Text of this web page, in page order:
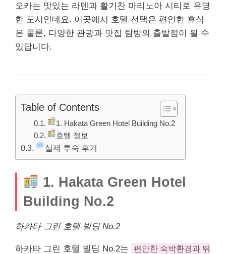
오카는 맛있는 라멘과 활기찬 마리노아 시티로 유명
한 도시인데요. 이곳에서 호텔 선택은 편안한 휴식
은 물론, 다양한 관광과 맛집 탐방의 출발점이 될 수
있답니다.
Table of Contents
1. Hakata Green Hotel Building No.2
호텔 정보
실제 투숙 후기
1. Hakata Green Hotel
Building No.2
하카타 그린 호텔 빌딩 No.2
하카타 그린 호텔 빌딩 No.2는
편안한 숙박환경과 뛰